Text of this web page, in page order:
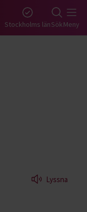
Stockholms länSökMeny
Lyssna